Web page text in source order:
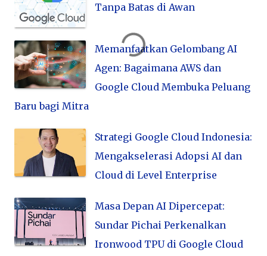
Tanpa Batas di Awan
Memanfaatkan Gelombang AI
Agen: Bagaimana AWS dan
Google Cloud Membuka Peluang
Baru bagi Mitra
Strategi Google Cloud Indonesia:
Mengakselerasi Adopsi AI dan
Cloud di Level Enterprise
Masa Depan AI Dipercepat:
Sundar Pichai Perkenalkan
Ironwood TPU di Google Cloud